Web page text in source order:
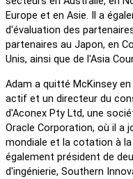
Europe et en Asie. Il a
d'évaluation des
partenaires au Japon, en
Unis, ainsi que de l'Asia
Adam a quitté McKinsey
actif et un directeur du
d'Aconex Pty Ltd, une
Oracle Corporation, où il a
mondiale et la cotation à
également président de
d'ingénierie, Southern